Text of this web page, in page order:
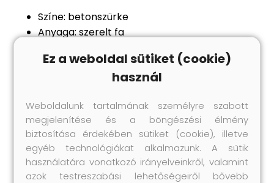
Színe: betonszürke
Anyaga: szerelt fa
Nedves ruhával könnyen tisztítható
a falon belüli csavar(ok) és
használjon a falának megfelelő csavar(oka)t
és dugó(ka)t. Ha bizonytalan, kérje
szakember tanácsát. Gondosan olvassa el és
kövesse a használati utasítás minden lépését.
Ez a weboldal sütiket (cookie)
használ
Weboldalunk tartalmának személyre szabott
megjelenítése és a böngészési élmény
biztosítása érdekében sütiket (cookie), illetve
egyéb technológiákat alkalmazunk. A sütik
használatára vonatkozó irányelveinkről, valamint
azok testreszabási lehetőségeiről bővebb